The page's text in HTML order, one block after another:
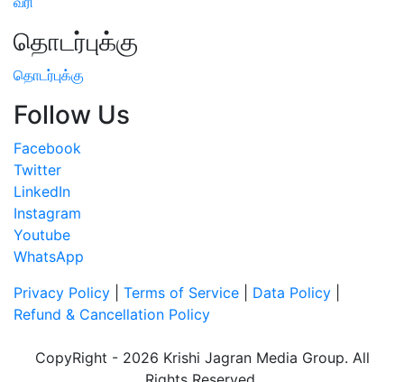
தொடர்புக்கு
தொடர்புக்கு
Follow Us
Facebook
Twitter
LinkedIn
Instagram
Youtube
WhatsApp
Privacy Policy
Terms of Service Data Policy
Refund & Cancellation Policy
CopyRight - 2026 Krishi Jagran Media Group. All